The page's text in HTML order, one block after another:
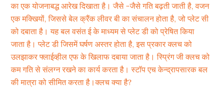
का एक योजनाबद्ध आरेख दिखाता है। जैसे -जैसे गति बढ़ती जाती है, वजन
एक मक्खियों, जिससे बेल क्रैंक लीवर बी का संचालन होता है, जो प्लेट सी
को दबाता है। यह बल वसंत ई के माध्यम से प्लेट डी को प्रेषित किया
जाता है। प्लेट डी जिसमें घर्षण अस्तर होता है, इस प्रकार क्लच को
उलझाकर फ्लाईव्हील एफ के खिलाफ दबाया जाता है। स्प्रिंग जी क्लच को
कम गति से संलग्न रखने का कार्य करता है। स्टॉप एच केन्द्रापसारक बल
की मात्रा को सीमित करता है।क्लच क्या है?